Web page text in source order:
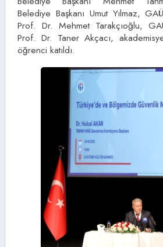
Belediye Başkanı Umut Yılmaz,
Prof. Dr. Mehmet Tarakçıoğlu,
Prof. Dr. Taner Akçacı,
öğrenci katıldı.